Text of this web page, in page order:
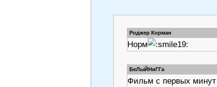
Роджер Корман
Норм
БеЛыЙНиГГа
Фильм с первых